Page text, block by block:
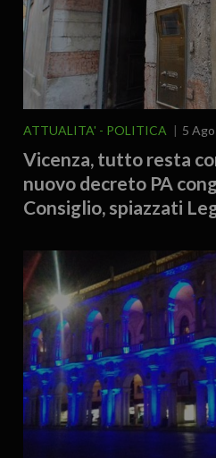
ATTUALITA' POLITICA 5
Vicenza, tutto resta
nuovo decreto PA
Consiglio, spiazzati